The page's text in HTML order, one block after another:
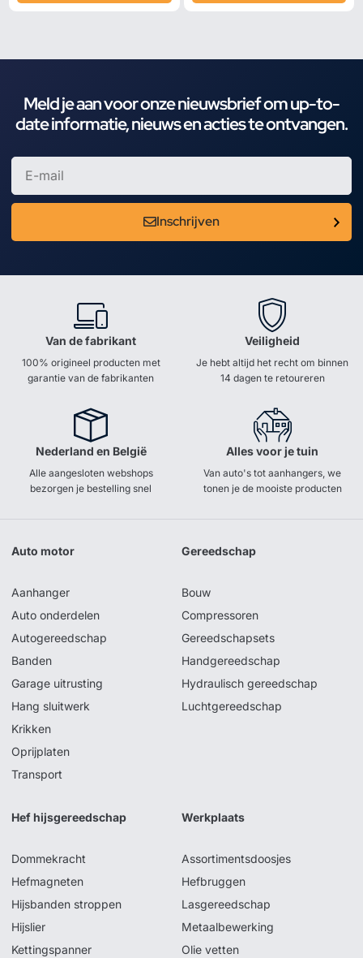
Meld je aan voor onze nieuwsbrief om up-to-
date informatie, nieuws en acties te ontvangen.
Inschrijven
Van de fabrikant
100% origineel producten met
garantie van de fabrikanten
Veiligheid
Je hebt altijd het recht om binnen
14 dagen te retoureren
Nederland en België
Alle aangesloten webshops
bezorgen je bestelling snel
Alles voor je tuin
Van auto's tot aanhangers, we
tonen je de mooiste producten
Auto motor
Aanhanger
Auto onderdelen
Autogereedschap
Banden
Garage uitrusting
Hang sluitwerk
Krikken
Oprijplaten
Transport
Gereedschap
Bouw
Compressoren
Gereedschapsets
Handgereedschap
Hydraulisch gereedschap
Luchtgereedschap
Hef hijsgereedschap
Dommekracht
Hefmagneten
Hijsbanden stroppen
Hijslier
Kettingspanner
Werkplaats
Assortimentsdoosjes
Hefbruggen
Lasgereedschap
Metaalbewerking
Olie vetten